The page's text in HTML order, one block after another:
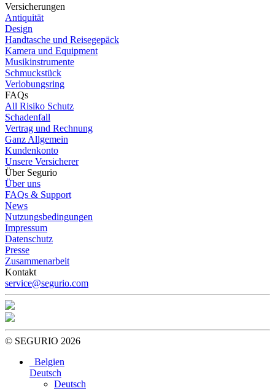
Versicherungen
Antiquität
Design
Handtasche und Reisegepäck
Kamera und Equipment
Musikinstrumente
Schmuckstück
Verlobungsring
FAQs
All Risiko Schutz
Schadenfall
Vertrag und Rechnung
Ganz Allgemein
Kundenkonto
Unsere Versicherer
Über Segurio
Über uns
FAQs & Support
News
Nutzungsbedingungen
Impressum
Datenschutz
Presse
Zusammenarbeit
Kontakt
service@segurio.com
© SEGURIO 2026
Belgien
Deutsch
Deutsch